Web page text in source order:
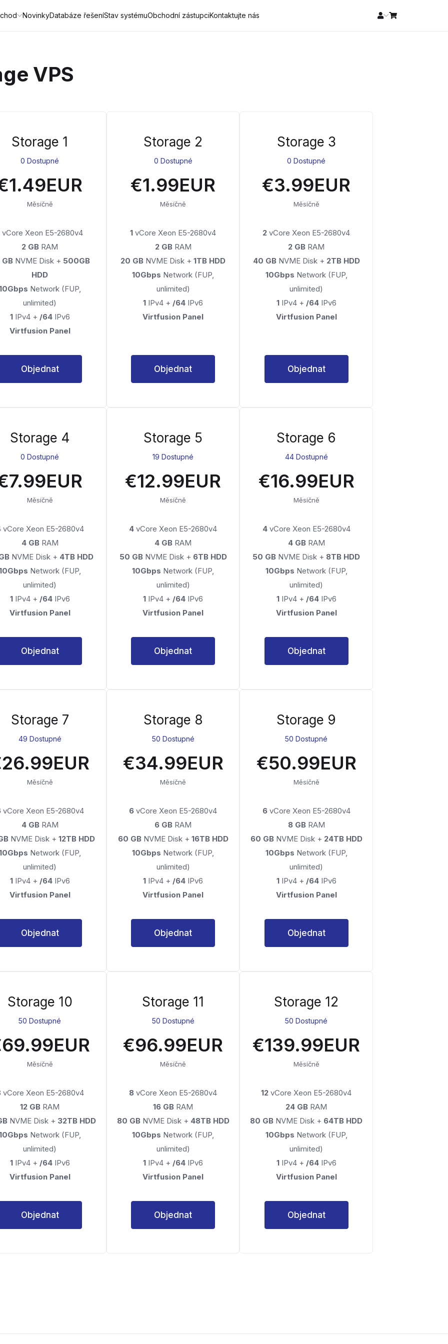
NovinkyDatabáze řešeníStav systémuObchodní zástupciKontaktujte nás
VPS
Storage 1
0 Dostupné
Měsíčně
vCore Xeon E5-2680v4
2 GB RAM
NVME Disk + 500GB
HDD
Network (FUP,
unlimited)
1IPv4 + /64IPv6
Virtfusion Panel
Objednat
Storage 2
0 Dostupné
€1.99EUR
Měsíčně
1 vCore Xeon E5-2680v4
2 GB RAM
20 GB NVME Disk +1TB HDD
10Gbps Network (FUP,
unlimited)
1 IPv4 + /64 IPv6
Virtfusion Panel
Objednat
Storage 3
0 Dostupné
€3.99EUR
Měsíčně
2 vCore Xeon E5-2680v4
2 GB RAM
40 GBNVME Disk + 2TB HDD
10Gbps Network (FUP,
unlimited)
1IPv4 + /64IPv6
Virtfusion Panel
Objednat
Storage 4
0 Dostupné
Měsíčně
vCore Xeon E5-2680v4
4 GB RAM
NVME Disk + 4TB HDD
Network (FUP,
unlimited)
1IPv4 + /64IPv6
Virtfusion Panel
Objednat
Storage 5
19 Dostupné
€12.99EUR
Měsíčně
4 vCore Xeon E5-2680v4
4 GB RAM
50 GBNVME Disk + 6TB HDD
10Gbps Network (FUP,
unlimited)
1 IPv4 + /64 IPv6
Virtfusion Panel
Objednat
Storage 6
44 Dostupné
€16.99EUR
Měsíčně
4vCore Xeon E5-2680v4
4 GB RAM
50 GB NVME Disk + 8TB HDD
10Gbps Network (FUP,
unlimited)
1IPv4 + /64IPv6
Virtfusion Panel
Objednat
Storage 7
49 Dostupné
Měsíčně
vCore Xeon E5-2680v4
4 GB RAM
NVME Disk + 12TB HDD
Network (FUP,
unlimited)
1IPv4 + /64IPv6
Virtfusion Panel
Objednat
Storage 8
50 Dostupné
€34.99EUR
Měsíčně
6 vCore Xeon E5-2680v4
6 GB RAM
60 GBNVME Disk + 16TB HDD
10Gbps Network (FUP,
unlimited)
1 IPv4 + /64 IPv6
Virtfusion Panel
Objednat
Storage 9
50 Dostupné
€50.99EUR
Měsíčně
6vCore Xeon E5-2680v4
8 GB RAM
60 GBNVME Disk + 24TB HDD
10Gbps Network (FUP,
unlimited)
1IPv4 + /64IPv6
Virtfusion Panel
Objednat
Storage 10
50 Dostupné
Měsíčně
vCore Xeon E5-2680v4
12 GB RAM
NVME Disk + 32TB HDD
Network (FUP,
unlimited)
1IPv4 + /64IPv6
Virtfusion Panel
Objednat
Storage 11
50 Dostupné
€96.99EUR
Měsíčně
8 vCore Xeon E5-2680v4
16 GB RAM
80 GBNVME Disk + 48TB HDD
10Gbps Network (FUP,
unlimited)
1 IPv4 + /64 IPv6
Virtfusion Panel
Objednat
Storage 12
50 Dostupné
€139.99EUR
Měsíčně
12 vCore Xeon E5-2680v4
24 GB RAM
80 GB NVME Disk + 64TB HDD
10Gbps Network (FUP,
unlimited)
1IPv4 + /64IPv6
Virtfusion Panel
Objednat